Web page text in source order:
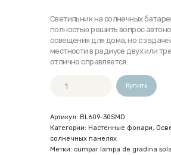
Светильник на солнечных
полностью решить вопрос
освещения для дома, но с
местности в радиусе двух или
отлично справляется.
товара
30
Купить
Артикул: BL609-30SMD
Категории: Настенные фонари,
солнечных панелях
Метки: cumpar lampa de gradina